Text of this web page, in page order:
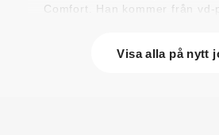
Comfort. Han kommer från vd-
var försäljningschef iVisa alla på nytt